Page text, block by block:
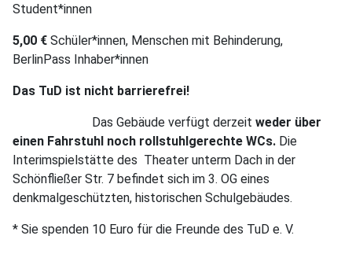
Student*innen
5,00 € Schüler*innen, Menschen mit Behinderung,
BerlinPass Inhaber*innen
Das TuD ist nicht barrierefrei!
Das Gebäude verfügt derzeit weder über
einen Fahrstuhl noch rollstuhlgerechte WCs. Die
Interimspielstätte des Theater unterm Dach in der
Schönfließer Str. 7 befindet sich im 3. OG eines
denkmalgeschützten, historischen Schulgebäudes.
* Sie spenden 10 Euro für die Freunde des TuD e. V.